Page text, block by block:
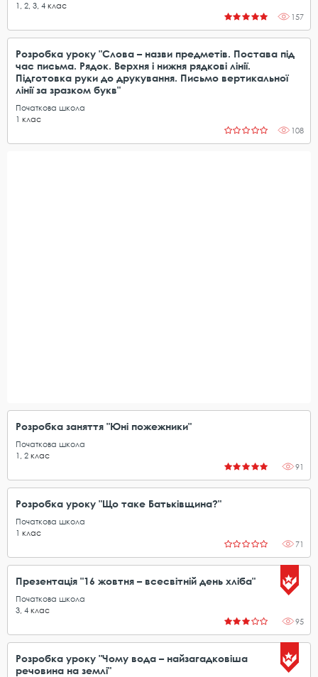
1
2 3 4 клас
157
Розробка уроку "Слова – назви предметів. Постава під
час письма. Рядок. Верхня і нижня рядкові лінії.
Підготовка руки до друкування. Письмо вертикальної
лінії за зразком букв"
Початкова школа
1 клас
108
Розробка заняття "Юні пожежники"
Початкова школа
1
2 клас
91
Розробка уроку "Що таке Батьківщина?"
Початкова школа
1 клас
71
Презентація "16 жовтня – всесвітній день хліба"
Початкова школа
3 4 клас
95
Розробка уроку "Чому вода – найзагадковіша
речовина на землі"